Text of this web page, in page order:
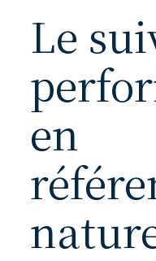
Le
en